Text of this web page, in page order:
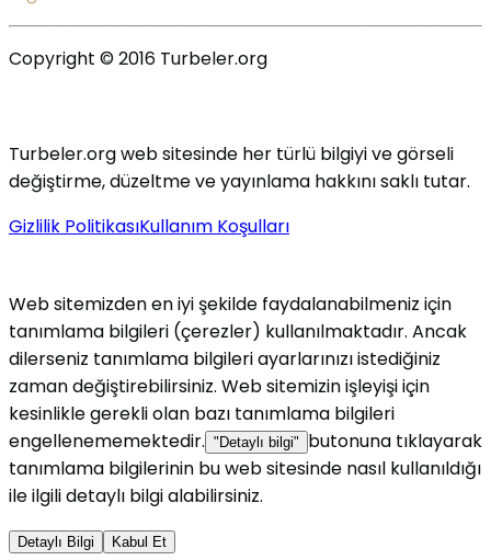
Copyright © 2016 Turbeler.org
Turbeler.org web sitesinde her türlü bilgiyi ve görseli
değiştirme, düzeltme ve yayınlama hakkını saklı tutar.
Gizlilik PolitikasıKullanım Koşulları
Web sitemizden en iyi şekilde faydalanabilmeniz için
tanımlama bilgileri (çerezler) kullanılmaktadır. Ancak
dilerseniz tanımlama bilgileri ayarlarınızı istediğiniz
zaman değiştirebilirsiniz. Web sitemizin işleyişi için
kesinlikle gerekli olan bazı tanımlama bilgileri
engellenememektedir. "Detaylı bilgi"
butonuna tıklayarak
tanımlama bilgilerinin bu web sitesinde nasıl kullanıldığı
ile ilgili detaylı bilgi alabilirsiniz.
Detaylı Bilgi Kabul Et